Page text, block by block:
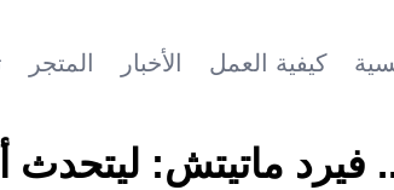
كيفية العمل الأخبار المتجر
فيرد ماتيتش: